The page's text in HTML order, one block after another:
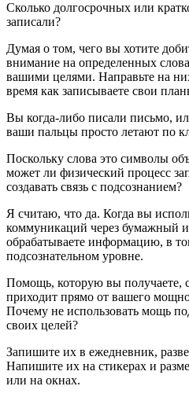
Сколько долгосрочных или
записали?
Думая о том, чего вы хотите
внимание на определенных
вашими целями. Направьте на
время как записываете свои
Вы когда-либо писали письмо,
ваши пальцы просто летают по
Поскольку слова это символы
может ли физический процесс
создавать связь с подсознанием?
Я считаю, что да. Когда вы
коммуникаций через бумажный
обрабатываете информацию, в
подсознательном уровне.
Помощь, которую вы получаете,
приходит прямо от вашего
Почему не использовать мощь
своих целей?
Запишите их в ежедневник,
Напишите их на стикерах и
или на окнах.